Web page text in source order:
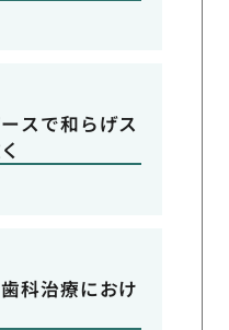
スで和らげス
科治療におけ